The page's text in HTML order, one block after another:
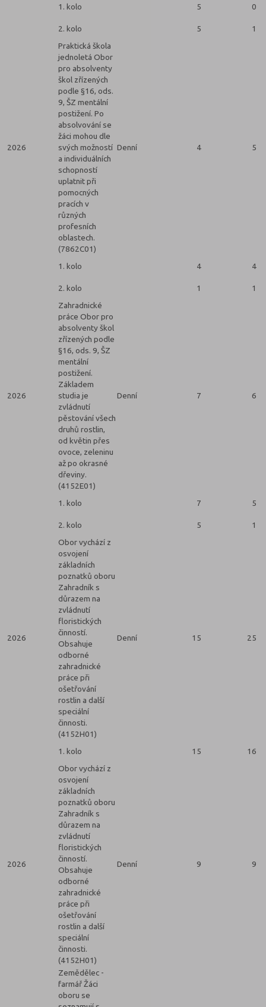
1. kolo 5 0
2. kolo 5 1
2026
Praktická škola
jednoletá Obor
pro absolventy
škol zřízených
podle §16, ods.
9, ŠZ mentální
postižení. Po
absolvování se
žáci mohou dle
svých možností
a individuálních
schopností
uplatnit při
pomocných
pracích v
různých
profesních
oblastech.
(7862C01)
Denní 4 5
1. kolo 4 4
2. kolo 1 1
2026
Zahradnické
práce Obor pro
absolventy škol
zřízených podle
§16, ods. 9, ŠZ
mentální
postižení.
Základem
studia je
zvládnutí
pěstování všech
druhů rostlin,
od květin přes
ovoce, zeleninu
až po okrasné
dřeviny.
(4152E01)
Denní 7 6
1. kolo 7 5
2. kolo 5 1
2026
Obor vychází z
osvojení
základních
poznatků oboru
Zahradník s
důrazem na
zvládnutí
floristických
činností.
Obsahuje
odborné
zahradnické
práce při
ošetřování
rostlin a další
speciální
činnosti.
(4152H01)
Denní 15 25
1. kolo 15 16
2026
Obor vychází z
osvojení
základních
poznatků oboru
Zahradník s
důrazem na
zvládnutí
floristických
činností.
Obsahuje
odborné
zahradnické
práce při
ošetřování
rostlin a další
speciální
činnosti.
(4152H01)
Denní 9 9
Zemědělec -
farmář Žáci
oboru se